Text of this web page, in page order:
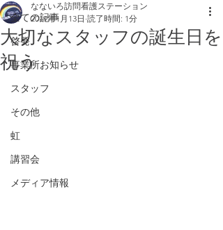
全ての記事
啓発
事業所お知らせ
スタッフ
その他
虹
講習会
メディア情報
大切なスタッフの誕生日を
祝う
なないろ訪問看護ステーション
2019年1月13日 読了時間: 1分